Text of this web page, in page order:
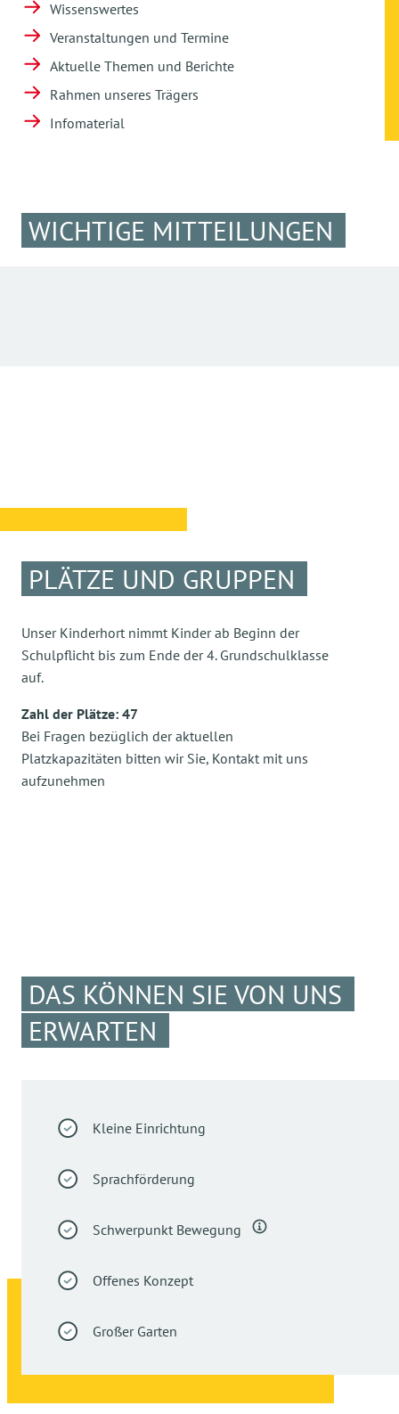
Wissenswertes
Veranstaltungen und Termine
Aktuelle Themen und Berichte
Rahmen unseres Trägers
Infomaterial
WICHTIGE MITTEILUNGEN
PLÄTZE UND GRUPPEN
Unser Kinderhort nimmt Kinder ab Beginn der
Schulpflicht bis zum Ende der 4. Grundschulklasse
auf.
Zahl der Plätze: 47
Bei Fragen bezüglich der aktuellen
Platzkapazitäten bitten wir Sie, Kontakt mit uns
aufzunehmen
DAS KÖNNEN SIE VON UNS
ERWARTEN
Kleine Einrichtung
Sprachförderung
Schwerpunkt Bewegung
Offenes Konzept
Großer Garten